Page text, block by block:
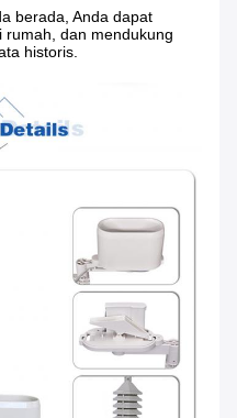
berada, Anda dapat
rumah, dan mendukung
historis.